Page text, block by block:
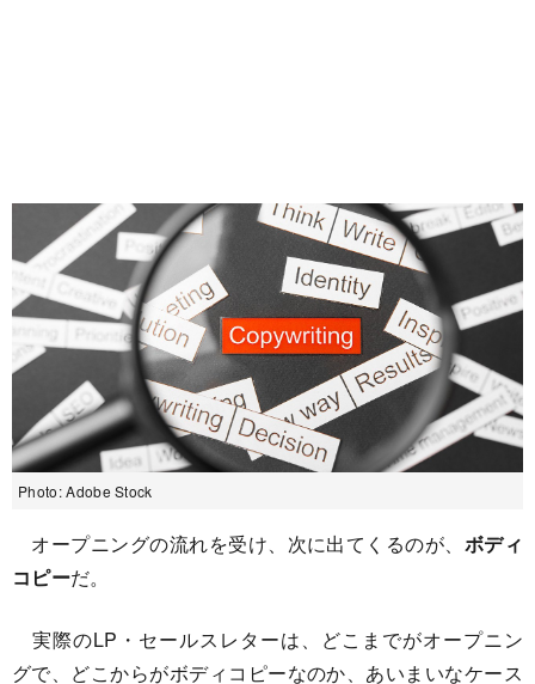
Photo: Adobe Stock
オープニングの流れを受け、次に出てくるのが、 ボディ
コピーだ。
実際のLP・セールスレターは、どこまでがオープニン
グで、どこからがボディコピーなのか、あいまいなケース